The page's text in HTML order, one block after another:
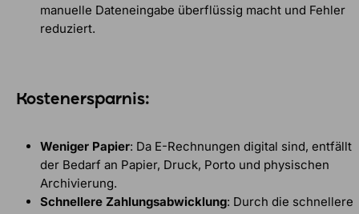
manuelle Dateneingabe überflüssig macht und Fehler
reduziert.
Kostenersparnis:
Weniger Papier: Da E-Rechnungen digital sind, entfällt
der Bedarf an Papier, Druck, Porto und physischen
Archivierung.
Schnellere Zahlungsabwicklung: Durch die schnellere